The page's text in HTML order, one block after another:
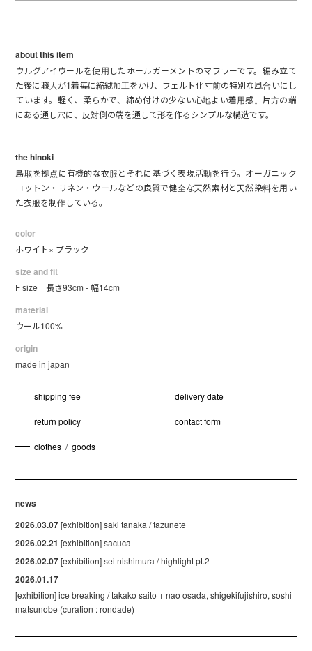
about this item
ウルグアイウールを使用したホールガーメントのマフラーです。編み立て
た後に職人が1着毎に縮絨加工をかけ、フェルト化寸前の特別な風合いにし
ています。軽く、柔らかで、締め付けの少ない心地よい着用感。片方の端
にある通し穴に、反対側の端を通して形を作るシンプルな構造です。
the hinoki
鳥取を拠点に有機的な衣服とそれに基づく表現活動を行う。オーガニック
コットン・リネン・ウールなどの良質で健全な天然素材と天然染料を用い
た衣服を制作している。
color
ホワイト× ブラック
size and fit
F size 長さ93cm - 幅14cm
material
ウール100%
origin
made in japan
shipping fee delivery date
return policy contact form
clothes / goods
news
2026.03.07[exhibition] saki tanaka / tazunete
2026.02.21 [exhibition] sacuca
2026.02.07[exhibition] sei nishimura / highlight pt.2
2026.01.17
[exhibition] ice breaking / takako saito + nao osada, shigekifujishiro, soshi
matsunobe (curation : rondade)